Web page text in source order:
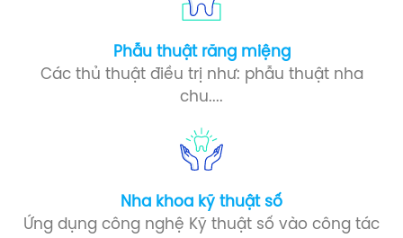
Phẫu thuật răng miệng​
Các thủ thuật điều trị như: phẫu thuật nha
chu....
Nha khoa kỹ thuật số
Ứng dụng công nghệ Kỹ thuật số vào công tác